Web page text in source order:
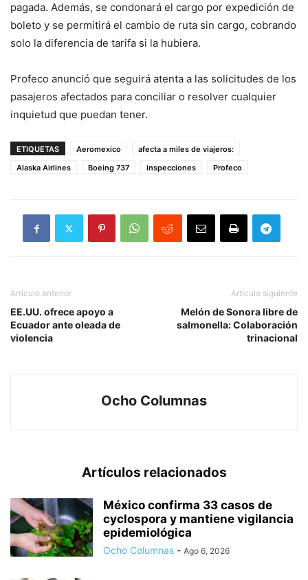
pagada. Además, se condonará el cargo por expedición de
boleto y se permitirá el cambio de ruta sin cargo, cobrando
solo la diferencia de tarifa si la hubiera.
Profeco anunció que seguirá atenta a las solicitudes de los
pasajeros afectados para conciliar o resolver cualquier
inquietud que puedan tener.
ETIQUETAS Aeromexico
afecta a miles de viajeros:
Alaska Airlines
Boeing 737 inspecciones Profeco
Artículo anterior
EE.UU. ofrece apoyo a
Ecuador ante oleada de
violencia
Artículo siguiente
Melón de Sonora libre de
salmonella: Colaboración
trinacional
Ocho Columnas
Artículos relacionados
México confirma 33 casos de
cyclospora y mantiene vigilancia
epidemiológica
Ocho Columnas - Ago 6, 2026